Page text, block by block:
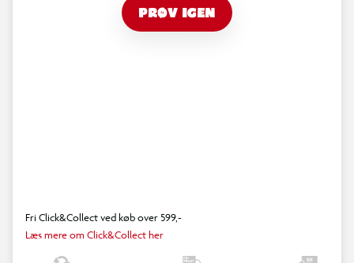
PRØV IGEN
Fri Click&Collect ved køb over 599,-
Læs mere om Click&Collect her